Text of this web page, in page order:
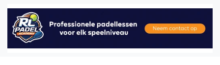
De Padel Gids
Alle padel locaties
Padelwinkels